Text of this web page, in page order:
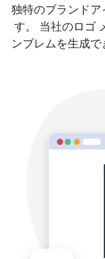
独特のブランドア
す。 当社のロゴ
ンブレムを生成